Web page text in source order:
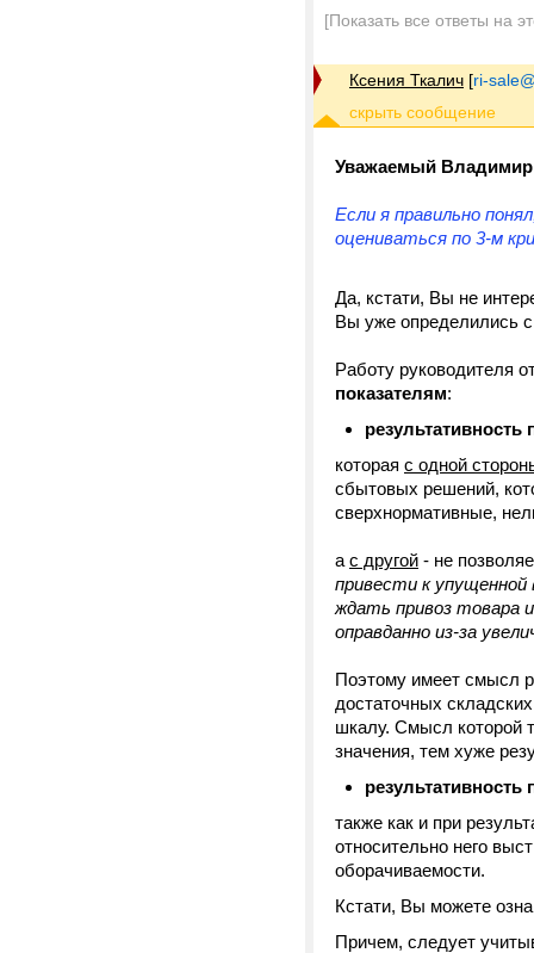
[Показать все ответы на
Ксения Ткалич [ri-
Уважаемый
Если я правильно
оцениваться по 3-м
Да, кстати, Вы не
Вы уже определились
Работу руководителя
показателям:
результативность
которая с одной
сбытовых решений,
сверхнормативные,
а с другой - не
привести к упущенной
ждать привоз товара
оправданно из-за
Поэтому имеет смысл
достаточных
шкалу. Смысл которой
значения, тем хуже
также как и при
относительно него
оборачиваемости.
Кстати, Вы можете
Причем, следует